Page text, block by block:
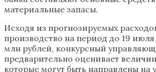
материальные запасы.
Исходя из прогнозируемых
производство на период до 19 июля
млн рублей, конкурсный
предварительно оценивает
которые могут быть направлены на